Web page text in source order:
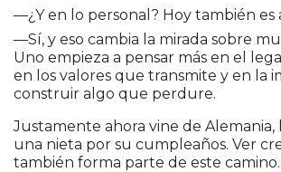
—¿Y en lo personal? Hoy también es
—Sí, y eso cambia la mirada sobre
Uno empieza a pensar más en el
en los valores que transmite y en la
construir algo que perdure.
Justamente ahora vine de Alemania,
una nieta por su cumpleaños. Ver
también forma parte de este camino.